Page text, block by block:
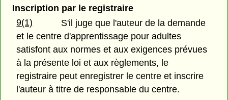
Inscription par le registraire
9(1)
S'il juge que l'auteur de la demande
et le centre d'apprentissage pour adultes
satisfont aux normes et aux exigences prévues
à la présente loi et aux règlements, le
registraire peut enregistrer le centre et inscrire
l'auteur à titre de responsable du centre.